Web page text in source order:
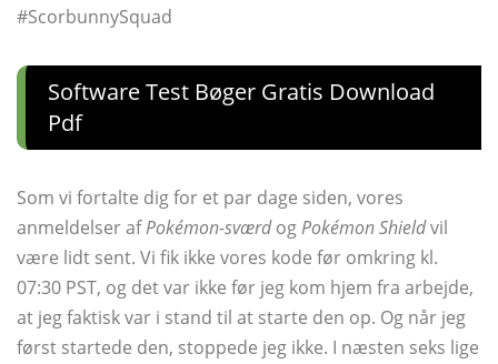
#ScorbunnySquad
Software Test Bøger Gratis Download
Pdf
Som vi fortalte dig for et par dage siden, vores
anmeldelser afPokémon-sværdogPokémon Shieldvil
være lidt sent. Vi fik ikke vores kode før omkring kl.
07:30 PST, og det var ikke før jeg kom hjem fra arbejde,
at jeg faktisk var i stand til at starte den op. Og når jeg
først startede den, stoppede jeg ikke. I næsten seks lige